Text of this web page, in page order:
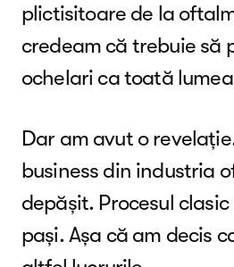
plictisitoare de la
credeam că trebuie să
ochelari ca toată
Dar am avut o
business din industria
depășit. Procesul
pași. Așa că am decis